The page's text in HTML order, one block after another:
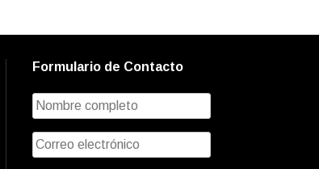
Formulario de Contacto